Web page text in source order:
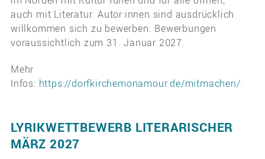
auch mit Literatur. Autor:innen sind ausdrücklich
willkommen sich zu bewerben. Bewerbungen
voraussichtlich zum 31. Januar 2027.
Mehr
Infos: https://dorfkirchemonamour.de/mitmachen/.
LYRIKWETTBEWERB LITERARISCHER
MÄRZ 2027